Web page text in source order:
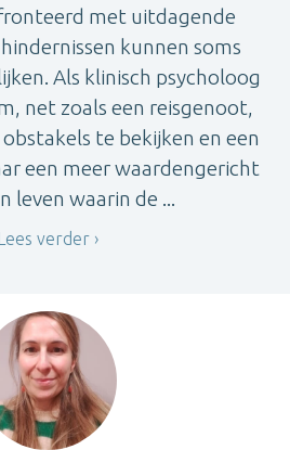
met uitdagende
kunnen soms
Als klinisch psycholoog
net zoals een reisgenoot,
te bekijken en een
een meer waardengericht
leven waarin de ...
Lees verder